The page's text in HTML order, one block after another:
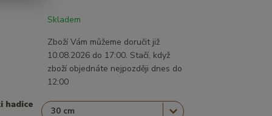
Skladem
Zboží Vám můžeme doručit již
10.08.2026 do 17:00. Stačí, když
zboží objednáte nejpozději dnes do
12:00
hadice